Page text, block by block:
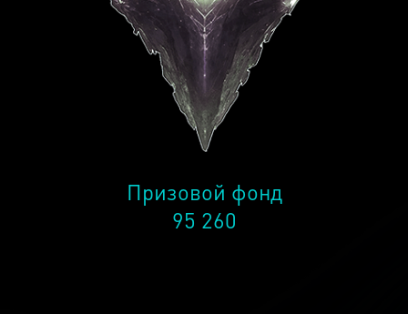
Призовой фонд
95 260